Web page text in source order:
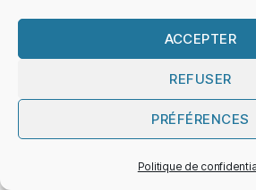
ACCEPTER
REFUSER
PRÉFÉRENCES
Politique de
PLONGEE.PRO
Politique de confidentialité